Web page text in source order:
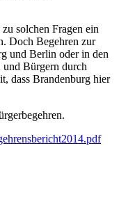
solchen Fragen ein
Doch Begehren zur
und Berlin oder in den
und Bürgern durch
dass Brandenburg hier